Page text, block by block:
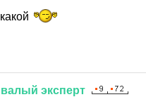
эксперт